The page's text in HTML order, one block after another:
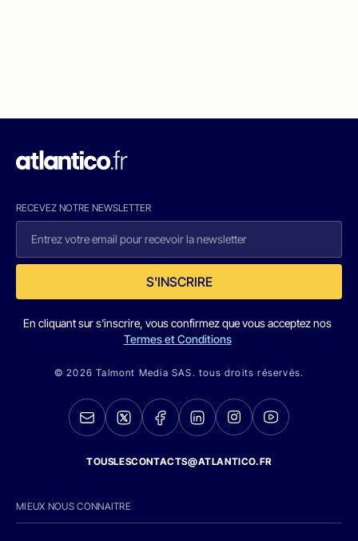
RECEVEZ NOTRE NEWSLETTER
S'INSCRIRE
En cliquant sur s'inscrire, vous confirmez que vous acceptez nos
Termes et Conditions
© 2026 Talmont Media SAS. tous droits réservés.
TOUSLESCONTACTS@ATLANTICO.FR
MIEUX NOUS CONNAITRE